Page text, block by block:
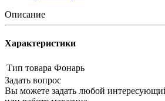
Описание
Характеристики
Тип товара Фонарь
Задать вопрос
Вы можете задать любой